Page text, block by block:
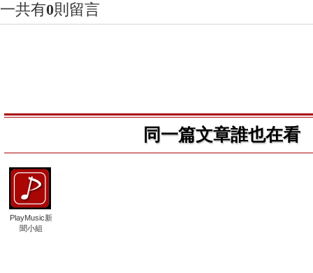
一共有0則留言
同一篇文章誰也在看
PlayMusic新
聞小組